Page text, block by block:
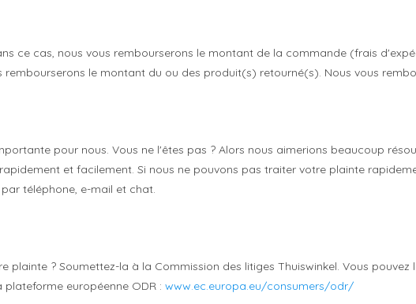
ce cas, nous vous rembourserons le montant de la commande (frais
le montant du ou des produit(s) retourné(s). Nous vous
pour nous. Vous ne l'êtes pas ? Alors nous aimerions beaucoup
et facilement. Si nous ne pouvons pas traiter votre plainte
téléphone, e-mail et chat.
? Soumettez-la à la Commission des litiges Thuiswinkel. Vous pouvez
européenne ODR : www.ec.europa.eu/consumers/odr/